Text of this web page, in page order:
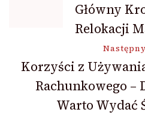
wpisuGłówny
Relokacji
Korzyści z
Rachunkowego –
Warto Wydać